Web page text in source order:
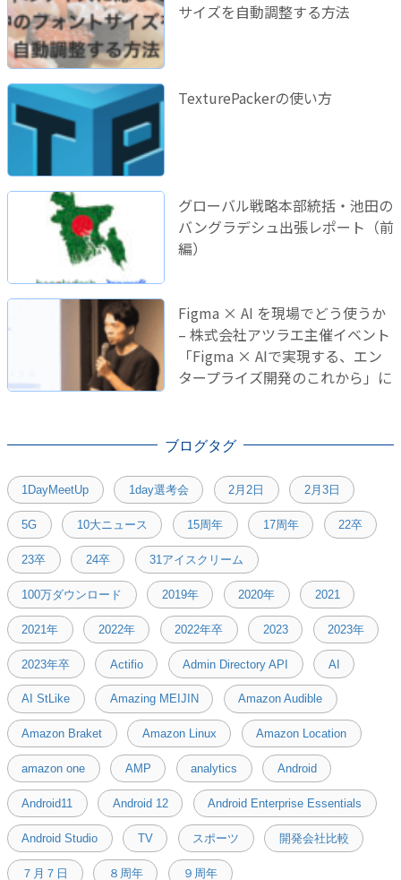
サイズを自動調整する方法
TexturePackerの使い方
グローバル戦略本部統括・池田の
バングラデシュ出張レポート（前
編）
Figma × AI を現場でどう使うか
– 株式会社アツラエ主催イベント
「Figma × AIで実現する、エン
タープライズ開発のこれから」に
ブログタグ
1DayMeetUp 1day選考会 2月2日 2月3日
5G 10大ニュース 15周年 17周年 22卒
23卒 24卒 31アイスクリーム
100万ダウンロード 2019年 2020年 2021
2021年 2022年 2022年卒 2023 2023年
2023年卒 Actifio Admin Directory API AI
AI StLike Amazing MEIJIN Amazon Audible
Amazon Braket Amazon Linux Amazon Location
amazon one AMP analytics Android
Android11 Android 12 Android Enterprise Essentials
Android Studio TV スポーツ 開発会社比較
７月７日 ８周年 ９周年